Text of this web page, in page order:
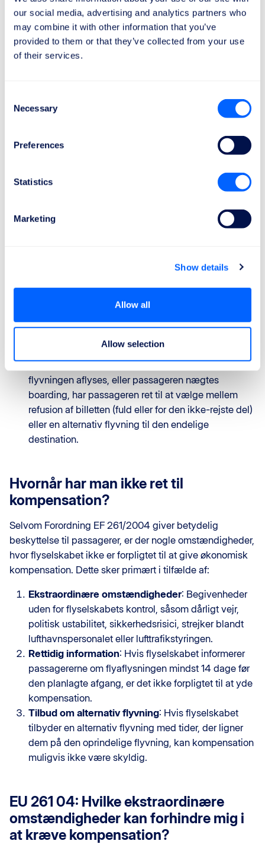
our social media, advertising and analytics partners who
may combine it with other information that you’ve
provided to them or that they’ve collected from your use
of their services.
Selection
Necessary
Preferences
Statistics
Marketing
Show details
Allow all
Allow selection
ikke-europæisk land
Fra ikke-europæiskland
til europæiskland
Dækket
Ikke
Hvad er rettighederne fastsat af
Ud over retten til økonomisk kompensation fastsætter
EF261 en række rettigheder til beskyttelse af passagerer
i tilfælde af flyforstyrrelser, herunder:
passagerer om deres rettigheder i tilfælde af
Ret til assistance: I tilfælde af langvarig forsinkelse,
aflysning eller nægtet boarding har passagerer ret til
måltider og drikkevarer, to telefonopkald, e-mails
hotel og transport mellem lufthavn og indkvartering.
Ret til refusion eller alternativ flyvning: Hvis
flyvningen aflyses, eller passageren nægtes
boarding, har passageren ret til at vælge mellem
refusion af billetten (fuld eller for den ikke-rejste del)
eller en alternativ flyvning til den endelige
destination.
Hvornår har man ikke ret til
kompensation?
Selvom Forordning EF 261/2004 giver betydelig
beskyttelse til passagerer, er der nogle omstændigheder,
hvor flyselskabet ikke er forpligtet til at give økonomisk
kompensation. Dette sker primært i tilfælde af:
Ekstraordinære omstændigheder: Begivenheder
uden for flyselskabets kontrol, såsom dårligt vejr,
politisk ustabilitet, sikkerhedsrisici, strejker blandt
lufthavnspersonalet eller lufttrafikstyringen.
Rettidig information: Hvis flyselskabet informerer
passagererne om flyaflysningen mindst 14 dage før
den planlagte afgang, er det ikke forpligtet til at yde
kompensation.
Tilbud om alternativ flyvning: Hvis flyselskabet
tilbyder en alternativ flyvning med tider, der ligner
dem på den oprindelige flyvning, kan kompensation
muligvis ikke være skyldig.
EU 261 04: Hvilke ekstraordinære
omstændigheder kan forhindre mig i
at kræve kompensation?